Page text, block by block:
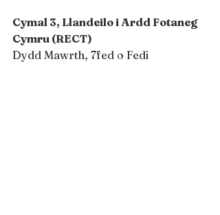
Cymal 3, Llandeilo i Ardd Fotaneg
Cymru (RECT)
Dydd Mawrth, 7fed o Fedi